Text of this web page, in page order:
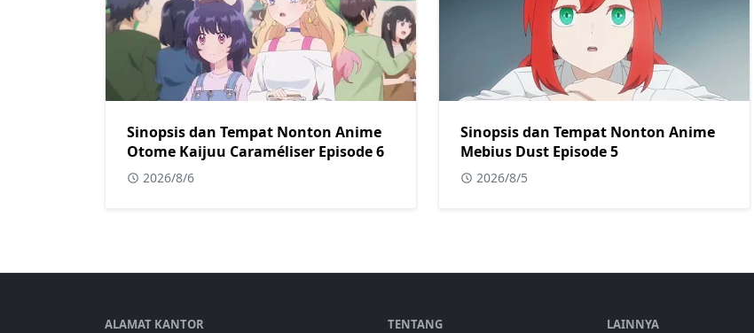
Sinopsis dan Tempat Nonton Anime
Otome Kaijuu Caraméliser Episode 6
2026/8/6
Sinopsis dan Tempat Nonton Anime
Mebius Dust Episode 5
2026/8/5
ALAMAT KANTOR TENTANG LAINNYA